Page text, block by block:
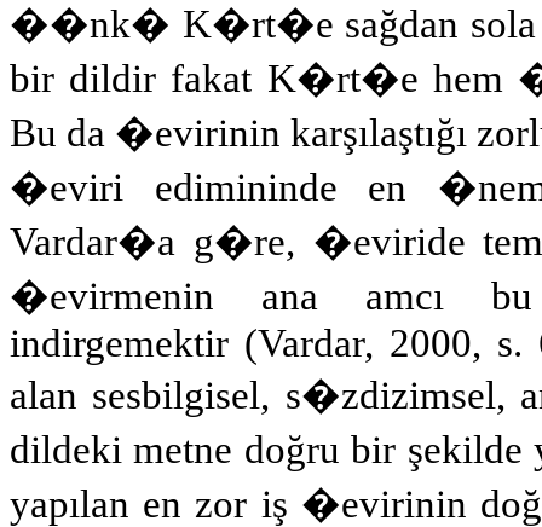
��nk� K�rt�e sağdan sola
bir dildir fakat K�rt�e hem
Bu da �evirinin karşılaştığı
�eviri edimininde en
Vardar�a g�re, �eviride
�evirmenin ana amcı
indirgemektir (Vardar, 2000,
alan sesbilgisel, s�zdizimsel,
dildeki metne doğru bir şekilde
yapılan en zor iş �evirinin